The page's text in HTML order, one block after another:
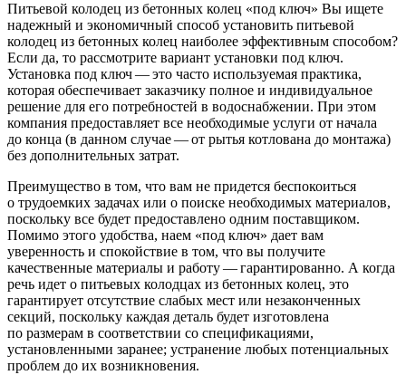
Питьевой колодец из бетонных колец «под ключ» Вы ищете
надежный и экономичный способ установить питьевой
колодец из бетонных колец наиболее эффективным способом?
Если да, то рассмотрите вариант установки под ключ.
Установка под ключ — это часто используемая практика,
которая обеспечивает заказчику полное и индивидуальное
решение для его потребностей в водоснабжении. При этом
компания предоставляет все необходимые услуги от начала
до конца (в данном случае — от рытья котлована до монтажа)
без дополнительных затрат.
Преимущество в том, что вам не придется беспокоиться
о трудоемких задачах или о поиске необходимых материалов,
поскольку все будет предоставлено одним поставщиком.
Помимо этого удобства, наем «под ключ» дает вам
уверенность и спокойствие в том, что вы получите
качественные материалы и работу — гарантированно. А когда
речь идет о питьевых колодцах из бетонных колец, это
гарантирует отсутствие слабых мест или незаконченных
секций, поскольку каждая деталь будет изготовлена
по размерам в соответствии со спецификациями,
установленными заранее; устранение любых потенциальных
проблем до их возникновения.